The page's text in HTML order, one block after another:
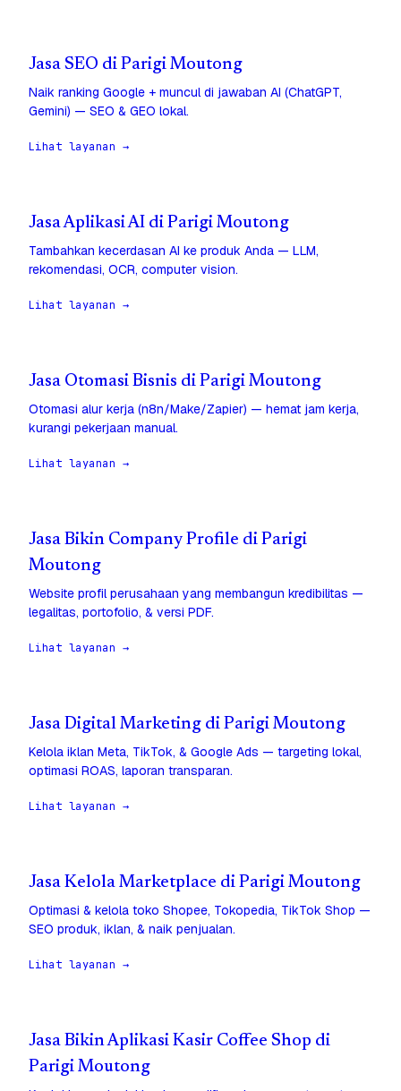
Jasa SEO di Parigi Moutong
Naik ranking Google + muncul di jawaban AI (ChatGPT,
Gemini) — SEO & GEO lokal.
Lihat layanan →
Jasa Aplikasi AI di Parigi Moutong
Tambahkan kecerdasan AI ke produk Anda — LLM,
rekomendasi, OCR, computer vision.
Lihat layanan →
Jasa Otomasi Bisnis di Parigi Moutong
Otomasi alur kerja (n8n/Make/Zapier) — hemat jam kerja,
kurangi pekerjaan manual.
Lihat layanan →
Jasa Bikin Company Profile di Parigi
Moutong
Website profil perusahaan yang membangun kredibilitas —
legalitas, portofolio, & versi PDF.
Lihat layanan →
Jasa Digital Marketing di Parigi Moutong
Kelola iklan Meta, TikTok, & Google Ads — targeting lokal,
optimasi ROAS, laporan transparan.
Lihat layanan →
Jasa Kelola Marketplace di Parigi Moutong
Optimasi & kelola toko Shopee, Tokopedia, TikTok Shop —
SEO produk, iklan, & naik penjualan.
Lihat layanan →
Jasa Bikin Aplikasi Kasir Coffee Shop di
Parigi Moutong